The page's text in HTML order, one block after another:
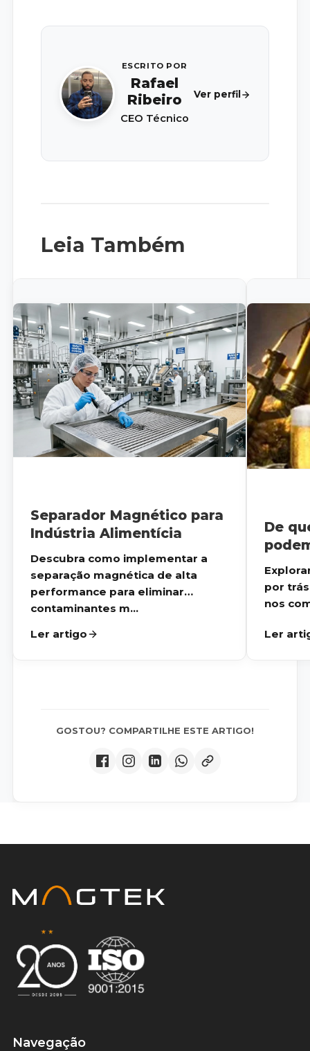
ESCRITO POR
Rafael
Ribeiro
CEO Técnico
Ver perfil
Leia Também
Separador Magnético para
Indústria Alimentícia
Descubra como implementar a
separação magnética de alta
performance para eliminar
contaminantes m...
Ler artigo
De
da
por
nos
Ler
GOSTOU? COMPARTILHE ESTE ARTIGO!
Certificado ISO 9001
Navegação